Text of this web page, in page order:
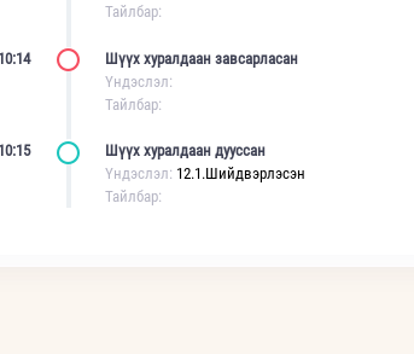
Тайлбар:
Шүүх хуралдаан завсарласан
Үндэслэл:
Тайлбар:
Шүүх хуралдаан дууссан
Үндэслэл: 12.1.Шийдвэрлэсэн
Тайлбар: